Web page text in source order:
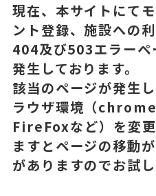
現在、本サイトにて
ント登録、施設への
404及び503エラーペ
発生しております。
該当のページが発生
ラウザ環境（
FireFoxなど）を変
ますとページの移動
がありますのでお試し